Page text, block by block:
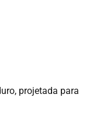
projetada para